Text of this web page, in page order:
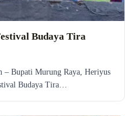
Budaya Tira
Bupati Murung Raya, Heriyus
Budaya Tira…